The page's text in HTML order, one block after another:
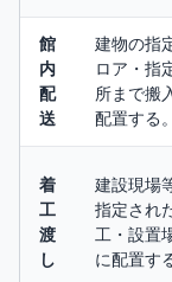
館
内
配
送
建物の指
ロア・指
所まで搬
配置する。
着
工
渡
し
建設現場
指定され
工・設置
に配置す